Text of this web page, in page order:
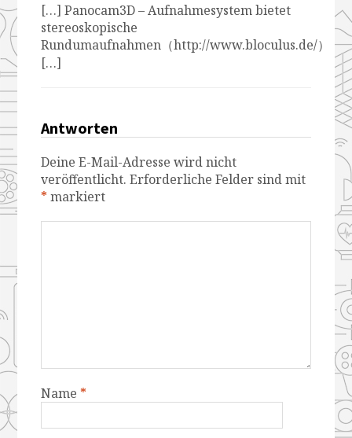
[…] Panocam3D – Aufnahmesystem bietet
stereoskopische
Rundumaufnahmen（http://www.bloculus.de/）
[…]
Antworten
Deine E-Mail-Adresse wird nicht
veröffentlicht. Erforderliche Felder sind mit
* markiert
Name *